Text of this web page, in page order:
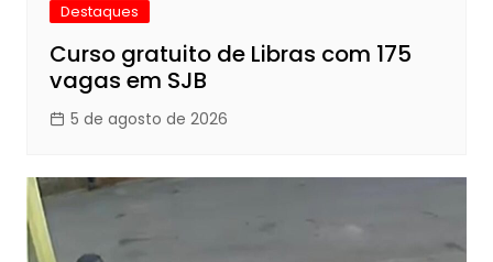
Destaques
Curso gratuito de Libras com 175
vagas em SJB
5 de agosto de 2026